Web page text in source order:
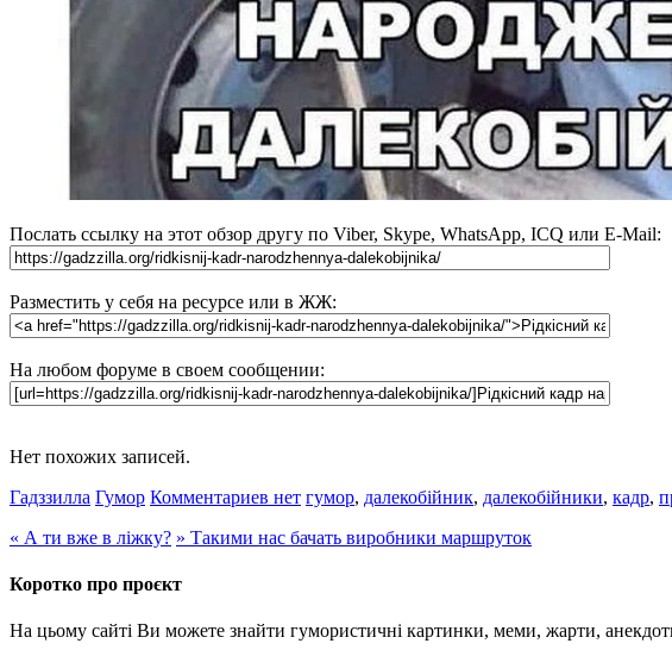
Послать ссылку на этот обзор другу по Viber, Skype, WhatsApp, ICQ или E-Mail:
Разместить у себя на ресурсе или в ЖЖ:
На любом форуме в своем сообщении:
Нет похожих записей.
Гадззилла Гумор Комментариев нет гумор, далекобійник, далекобійники, кадр,
« А ти вже в ліжку? » Такими нас бачать виробники маршруток
Коротко про проєкт
На цьому сайті Ви можете знайти гумористичні картинки, меми, жарти,